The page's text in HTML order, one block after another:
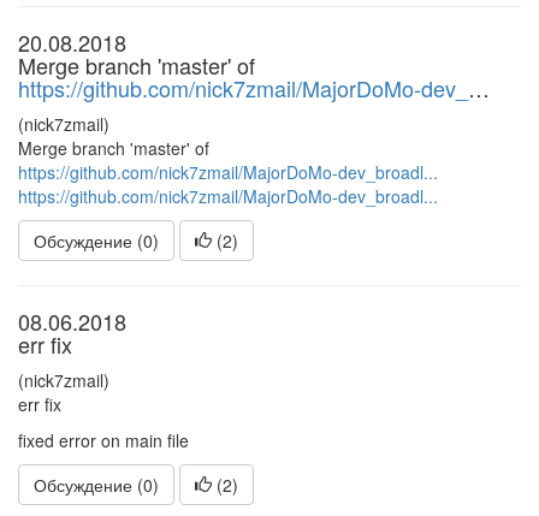
20.08.2018
Merge branch 'master' of
https://github.com/nick7zmail/MajorDoMo-dev_ …
(nick7zmail)
Merge branch 'master' of
https://github.com/nick7zmail/MajorDoMo-dev_broadl...
https://github.com/nick7zmail/MajorDoMo-dev_broadl...
Обсуждение (0)
(2)
08.06.2018
err fix
(nick7zmail)
err fix
fixed error on main file
Обсуждение (0)
(2)